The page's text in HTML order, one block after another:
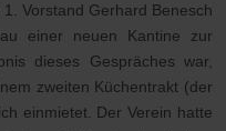
Vorstand Gerhard Benesch
einer neuen Kantine zur
dieses Gespräches war,
zweiten Küchentrakt (der
einmietet. Der Verein hatte